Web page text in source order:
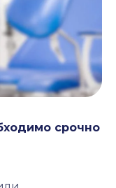
срочно